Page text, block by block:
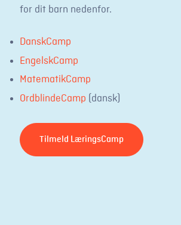
for dit barn nedenfor.
DanskCamp
EngelskCamp
MatematikCamp
OrdblindeCamp (dansk)
Tilmeld LæringsCamp